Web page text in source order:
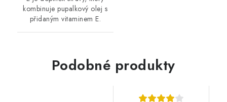
kombinuje pupalkový olej s
přidaným vitaminem E.
Podobné produkty